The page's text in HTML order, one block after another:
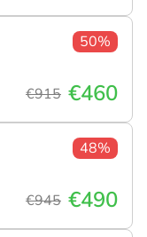
50%
€915 €460
48%
€945 €490